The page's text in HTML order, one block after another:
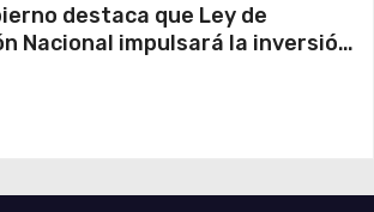
destaca que Ley de
Nacional impulsará la inversión